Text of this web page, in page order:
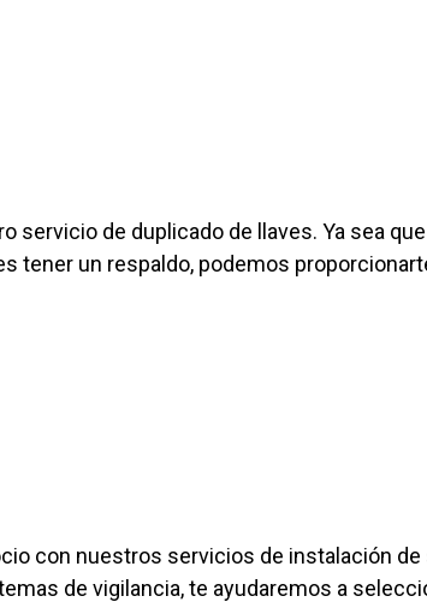
servicio de duplicado de llaves. Ya sea
tener un respaldo, podemos
con nuestros servicios de instalación
de vigilancia, te ayudaremos a